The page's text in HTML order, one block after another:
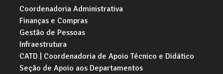
Coordenadoria Administrativa
Finanças e Compras
Gestão de Pessoas
Infraestrutura
CATD | Coordenadoria de Apoio Técnico e Didático
Seção de Apoio aos Departamentos